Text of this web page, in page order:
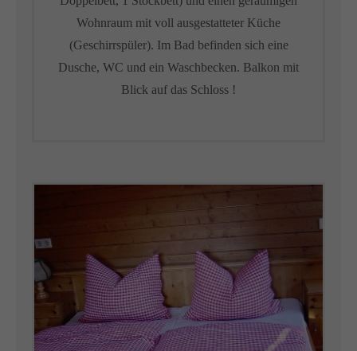
Wohnraum mit voll ausgestatteter Küche
(Geschirrspüler). Im Bad befinden sich eine
Dusche, WC und ein Waschbecken. Balkon mit
Blick auf das Schloss !